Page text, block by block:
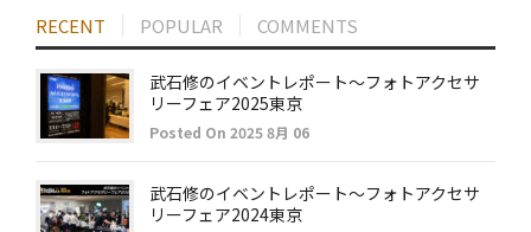
RECENT POPULAR COMMENTS
武石修のイベントレポート～フォトアクセサ
リーフェア2025東京
Posted On 2025 8月 06
武石修のイベントレポート～フォトアクセサ
リーフェア2024東京